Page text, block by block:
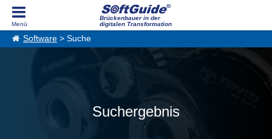
Brückenbauer in der
digitalen Transformation
Software > Suche
Suchergebnis